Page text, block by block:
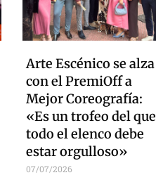
Arte Escénico se alza
con el PremiOff a
Mejor Coreografía:
«Es un trofeo del que
todo el elenco debe
estar orgulloso»
07/07/2026